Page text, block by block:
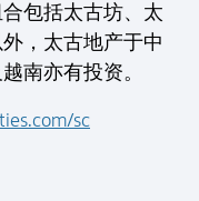
包括太古坊、太
，太古地产于中
南亦有投资。
sc